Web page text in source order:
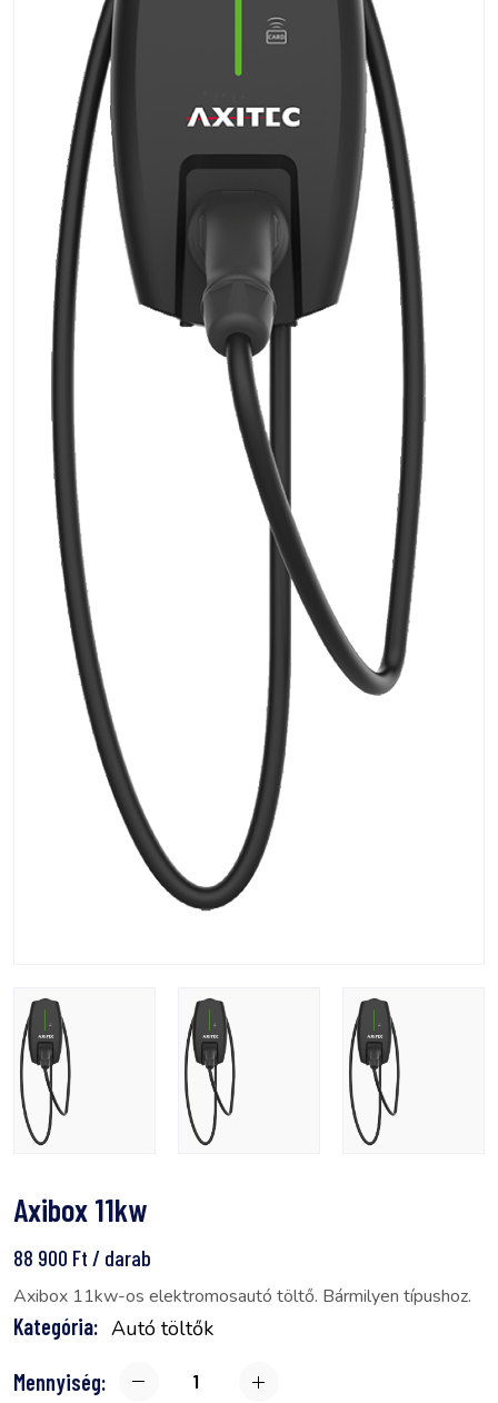
Axibox 11kw
88 900 Ft / darab
Axibox 11kw-os elektromosautó töltő. Bármilyen típushoz.
Kategória: Autó töltők
Mennyiség: